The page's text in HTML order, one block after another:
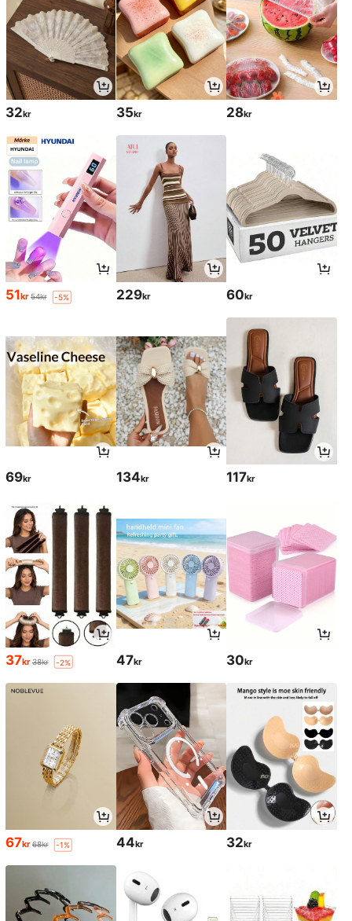
32kr 35kr 28kr
51kr 54kr -5% 229kr 60kr
69kr 134kr 117kr
37kr 38kr -2% 47kr 30kr
67kr 68kr -1% 44kr 32kr